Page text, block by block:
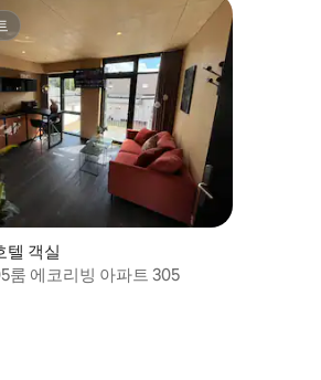
기 66개
텔 객실
룸 에코리빙 아파트 305